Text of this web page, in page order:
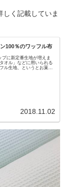
しく記載していま
100％のワッフル布
に新定番生地が増えま
オル」などに用いられる
ル生地、というとお菓子
2018.11.02